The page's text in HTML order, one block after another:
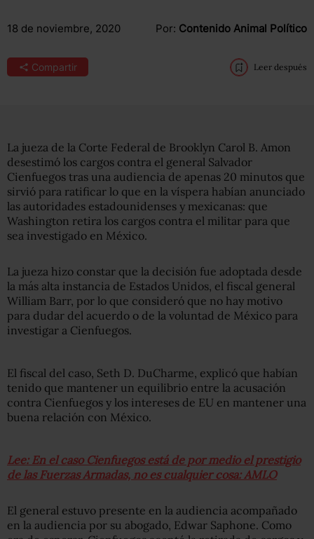
18 de noviembre, 2020 Por: Contenido Animal Político
Compartir Leer después
La jueza de la Corte Federal de Brooklyn Carol B. Amon
desestimó los cargos contra el general Salvador
Cienfuegos tras una audiencia de apenas 20 minutos que
sirvió para ratificar lo que en la víspera habían anunciado
las autoridades estadounidenses y mexicanas: que
Washington retira los cargos contra el militar para que
sea investigado en México.
La jueza hizo constar que la decisión fue adoptada desde
la más alta instancia de Estados Unidos, el fiscal general
William Barr, por lo que consideró que no hay motivo
para dudar del acuerdo o de la voluntad de México para
investigar a Cienfuegos.
El fiscal del caso, Seth D. DuCharme, explicó que habían
tenido que mantener un equilibrio entre la acusación
contra Cienfuegos y los intereses de EU en mantener una
buena relación con México.
Lee: En el caso Cienfuegos está de por medio el prestigio
de las Fuerzas Armadas, no es cualquier cosa: AMLO
El general estuvo presente en la audiencia acompañado
en la audiencia por su abogado, Edwar Saphone. Como